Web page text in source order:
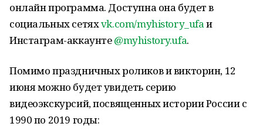
онлайн программа. Доступна она будет в
социальных сетяхvk.com/myhistory_ufaи
Инстаграм-аккаунте@myhistory.ufa.
Помимо праздничных роликов и викторин, 12
июня можно будет увидеть серию
видеоэкскурсий, посвященных истории России с
1990 по 2019 годы: